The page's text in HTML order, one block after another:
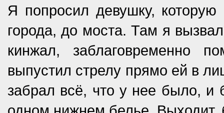
Я попросил девушку,
города, до моста. Там я
кинжал, заблаговременно
выпустил стрелу прямо ей в
забрал всё, что у нее было, и